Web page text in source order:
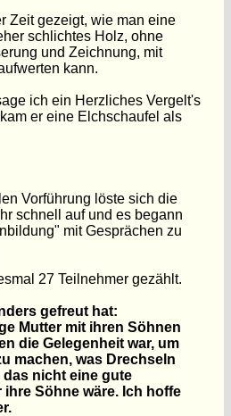
Zeit gezeigt, wie man eine
schlichtes Holz, ohne
und Zeichnung, mit
kann.
ich ein Herzliches Vergelt's
er eine Elchschaufel als
Vorführung löste sich die
schnell auf und es begann
mit Gesprächen zu
27 Teilnehmer gezählt.
gefreut hat:
Mutter mit ihren Söhnen
die Gelegenheit war, um
machen, was Drechseln
nicht eine gute
Söhne wäre. Ich hoffe